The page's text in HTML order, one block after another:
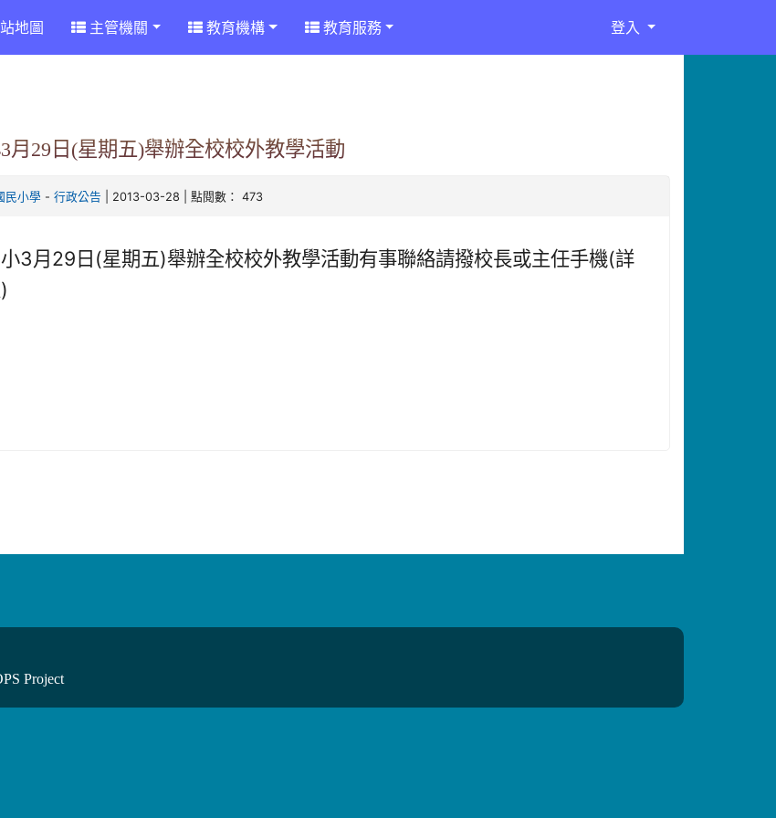
地圖 主管機關 教育機構 教育服務 登入
月29日(星期五)舉辦全校校外教學活動
民小學 - 行政公告 | 2013-03-28 | 點閱數： 473
3月29日(星期五)舉辦全校校外教學活動有事聯絡請撥校長或主任手機(詳
)
Project